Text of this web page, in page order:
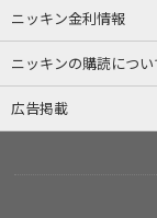
ニッキン金利情報
ニッキンの購読につい
広告掲載